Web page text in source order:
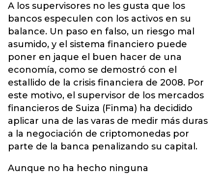
A los supervisores no les gusta que los
bancos especulen con los activos en su
balance. Un paso en falso, un riesgo mal
asumido, y el sistema financiero puede
poner en jaque el buen hacer de una
economía, como se demostró con el
estallido de la crisis financiera de 2008. Por
este motivo, el supervisor de los mercados
financieros de Suiza (Finma) ha decidido
aplicar una de las varas de medir más duras
a la negociación de criptomonedas por
parte de la banca penalizando su capital.
Aunque no ha hecho ninguna